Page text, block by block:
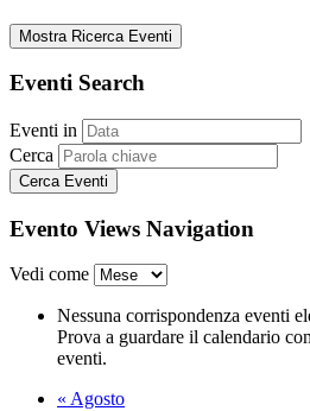
Mostra Ricerca Eventi
Eventi Search
Eventi in
Cerca
Evento Views Navigation
Vedi come
Nessuna corrispondenza eventi
Prova a guardare il calendario
eventi.
« Agosto